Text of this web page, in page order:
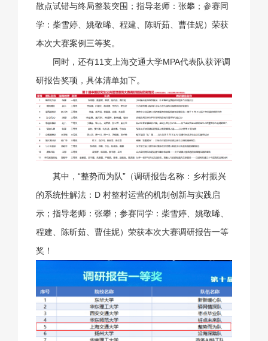
散点试错与终局整装突围；指导老师：张攀；参赛同
学：柴雪婷、姚敬晞、程建、陈昕茹、曹佳妮）荣获
本次大赛案例三等奖。
同时，还有11支上海交通大学MPA代表队获评调
研报告奖项，具体清单如下。
其中，“整势而为队”（调研报告名称：乡村振兴
的系统性解法：D 村整村运营的机制创新与实践启
示；指导老师：张攀；参赛同学：柴雪婷、姚敬晞、
程建、陈昕茹、曹佳妮）荣获本次大赛调研报告一等
奖！